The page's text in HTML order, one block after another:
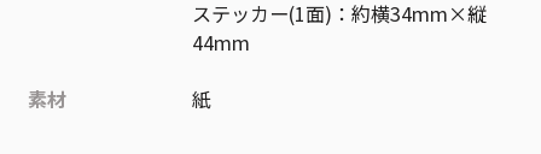
ステッカー(1面)：約横34mm×縦
44mm
素材
紙